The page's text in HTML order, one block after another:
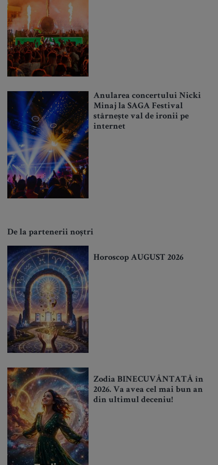
Anularea concertului Nicki
Minaj la SAGA Festival
stârnește val de ironii pe
internet
De la partenerii noștri
Horoscop AUGUST 2026
Zodia BINECUVÂNTATĂ în
2026. Va avea cel mai bun an
din ultimul deceniu!